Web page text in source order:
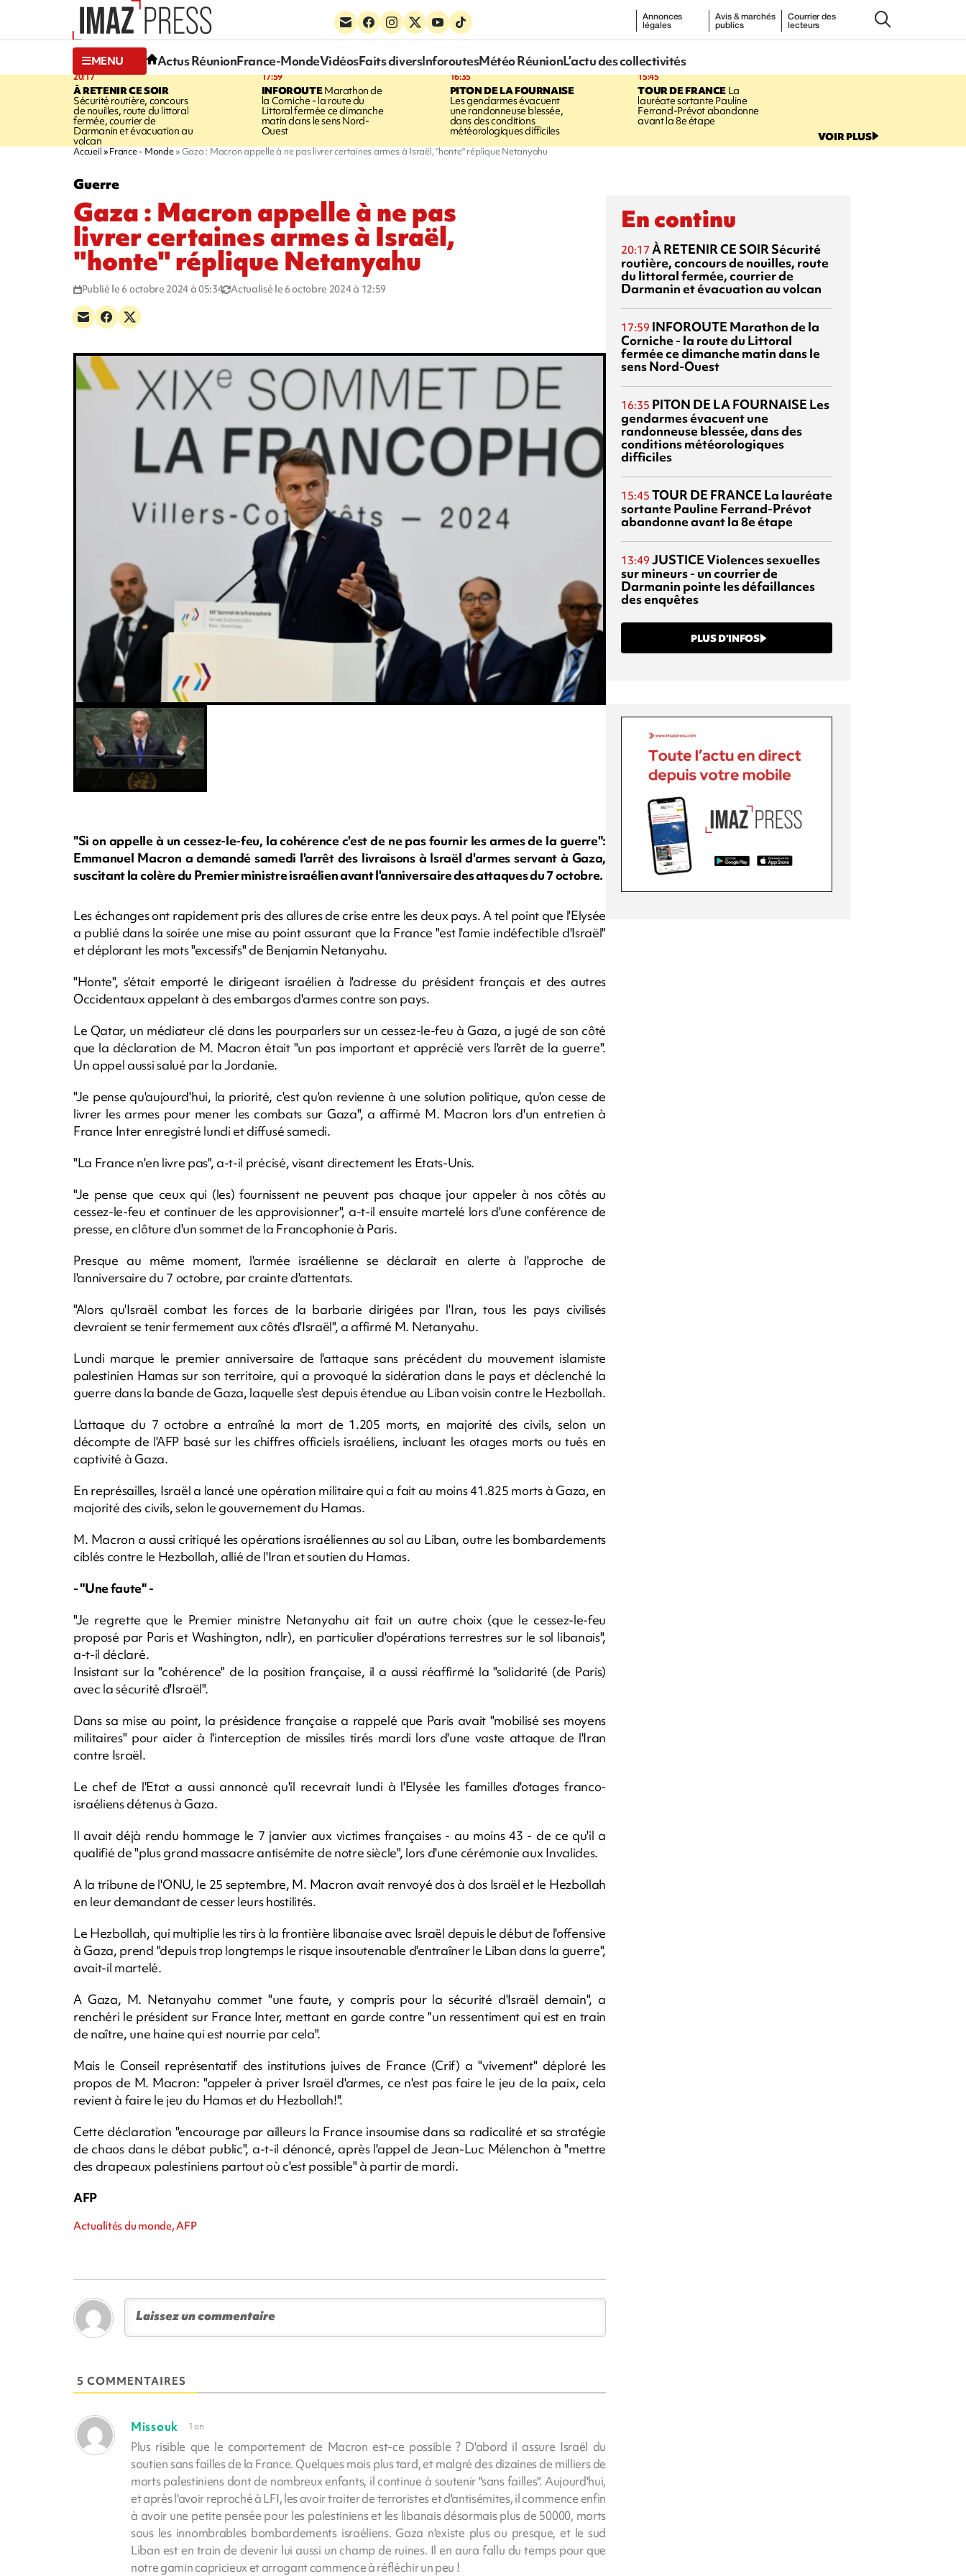
Annonces
légales
Avis & marchés
publics
Courrier des
lecteurs
MENU Actus RéunionFrance-MondeVidéosFaits diversInforoutesMétéo RéunionL’actu des collectivités
20:17
À RETENIR CE SOIR
Sécurité routière, concours
de nouilles, route du littoral
fermée, courrier de
Darmanin et évacuation au
volcan
17:59
INFOROUTEMarathon de
la Corniche - la route du
Littoral fermée ce dimanche
matin dans le sens Nord-
Ouest
16:35
PITON DE LA FOURNAISE
Les gendarmes évacuent
une randonneuse blessée,
dans des conditions
météorologiques difficiles
15:45
TOUR DE FRANCELa
lauréate sortante Pauline
Ferrand-Prévot abandonne
avant la 8e étape
VOIR PLUS
Accueil France - Monde Gaza : Macron appelle à ne pas livrer certaines armes à Israël, "honte" réplique Netanyahu
Guerre
Gaza : Macron appelle à ne pas
livrer certaines armes à Israël,
"honte" réplique Netanyahu
Publié le 6 octobre 2024 à 05:34 Actualisé le 6 octobre 2024 à 12:59
"Si on appelle à un cessez-le-feu, la cohérence c'est de ne pas fournir les armes de la guerre":
Emmanuel Macron a demandé samedi l'arrêt des livraisons à Israël d'armes servant à Gaza,
suscitant la colère du Premier ministre israélien avant l'anniversaire des attaques du 7 octobre.
Les échanges ont rapidement pris des allures de crise entre les deux pays. A tel point que l'Elysée
a publié dans la soirée une mise au point assurant que la France "est l'amie indéfectible d'Israël"
et déplorant les mots "excessifs" de Benjamin Netanyahu.
"Honte", s'était emporté le dirigeant israélien à l'adresse du président français et des autres
Occidentaux appelant à des embargos d'armes contre son pays.
Le Qatar, un médiateur clé dans les pourparlers sur un cessez-le-feu à Gaza, a jugé de son côté
que la déclaration de M. Macron était "un pas important et apprécié vers l'arrêt de la guerre".
Un appel aussi salué par la Jordanie.
"Je pense qu'aujourd'hui, la priorité, c'est qu'on revienne à une solution politique, qu'on cesse de
livrer les armes pour mener les combats sur Gaza", a affirmé M. Macron lors d'un entretien à
France Inter enregistré lundi et diffusé samedi.
"La France n'en livre pas", a-t-il précisé, visant directement les Etats-Unis.
"Je pense que ceux qui (les) fournissent ne peuvent pas chaque jour appeler à nos côtés au
cessez-le-feu et continuer de les approvisionner", a-t-il ensuite martelé lors d'une conférence de
presse, en clôture d'un sommet de la Francophonie à Paris.
Presque au même moment, l'armée israélienne se déclarait en alerte à l'approche de
l'anniversaire du 7 octobre, par crainte d'attentats.
"Alors qu'Israël combat les forces de la barbarie dirigées par l'Iran, tous les pays civilisés
devraient se tenir fermement aux côtés d'Israël", a affirmé M. Netanyahu.
Lundi marque le premier anniversaire de l'attaque sans précédent du mouvement islamiste
palestinien Hamas sur son territoire, qui a provoqué la sidération dans le pays et déclenché la
guerre dans la bande de Gaza, laquelle s'est depuis étendue au Liban voisin contre le Hezbollah.
L'attaque du 7 octobre a entraîné la mort de 1.205 morts, en majorité des civils, selon un
décompte de l'AFP basé sur les chiffres officiels israéliens, incluant les otages morts ou tués en
captivité à Gaza.
En représailles, Israël a lancé une opération militaire qui a fait au moins 41.825 morts à Gaza, en
majorité des civils, selon le gouvernement du Hamas.
M. Macron a aussi critiqué les opérations israéliennes au sol au Liban, outre les bombardements
ciblés contre le Hezbollah, allié de l'Iran et soutien du Hamas.
- "Une faute" -
"Je regrette que le Premier ministre Netanyahu ait fait un autre choix (que le cessez-le-feu
proposé par Paris et Washington, ndlr), en particulier d'opérations terrestres sur le sol libanais",
a-t-il déclaré.
Insistant sur la "cohérence" de la position française, il a aussi réaffirmé la "solidarité (de Paris)
avec la sécurité d'Israël".
Dans sa mise au point, la présidence française a rappelé que Paris avait "mobilisé ses moyens
militaires" pour aider à l'interception de missiles tirés mardi lors d'une vaste attaque de l'Iran
contre Israël.
Le chef de l'Etat a aussi annoncé qu'il recevrait lundi à l'Elysée les familles d'otages franco-
israéliens détenus à Gaza.
Il avait déjà rendu hommage le 7 janvier aux victimes françaises - au moins 43 - de ce qu'il a
qualifié de "plus grand massacre antisémite de notre siècle", lors d'une cérémonie aux Invalides.
A la tribune de l'ONU, le 25 septembre, M. Macron avait renvoyé dos à dos Israël et le Hezbollah
en leur demandant de cesser leurs hostilités.
Le Hezbollah, qui multiplie les tirs à la frontière libanaise avec Israël depuis le début de l'offensive
à Gaza, prend "depuis trop longtemps le risque insoutenable d'entraîner le Liban dans la guerre",
avait-il martelé.
A Gaza, M. Netanyahu commet "une faute, y compris pour la sécurité d'Israël demain", a
renchéri le président sur France Inter, mettant en garde contre "un ressentiment qui est en train
de naître, une haine qui est nourrie par cela".
Mais le Conseil représentatif des institutions juives de France (Crif) a "vivement" déploré les
propos de M. Macron: "appeler à priver Israël d'armes, ce n'est pas faire le jeu de la paix, cela
revient à faire le jeu du Hamas et du Hezbollah!".
Cette déclaration "encourage par ailleurs la France insoumise dans sa radicalité et sa stratégie
de chaos dans le débat public", a-t-il dénoncé, après l'appel de Jean-Luc Mélenchon à "mettre
des drapeaux palestiniens partout où c'est possible" à partir de mardi.
AFP
Actualités du monde, AFP
5 COMMENTAIRES
Missouk 1 an
Plus risible que le comportement de Macron est-ce possible ? D'abord il assure Israël du
soutien sans failles de la France. Quelques mois plus tard, et malgré des dizaines de milliers de
morts palestiniens dont de nombreux enfants, il continue à soutenir "sans failles". Aujourd'hui,
et après l'avoir reproché à LFI, les avoir traiter de terroristes et d'antisémites, il commence enfin
à avoir une petite pensée pour les palestiniens et les libanais désormais plus de 50000, morts
sous les innombrables bombardements israéliens. Gaza n'existe plus ou presque, et le sud
Liban est en train de devenir lui aussi un champ de ruines. Il en aura fallu du temps pour que
notre gamin capricieux et arrogant commence à réfléchir un peu !
En continu
20:17 À RETENIR CE SOIR Sécurité
routière, concours de nouilles, route
du littoral fermée, courrier de
Darmanin et évacuation au volcan
17:59 INFOROUTE Marathon de la
Corniche - la route du Littoral
fermée ce dimanche matin dans le
sens Nord-Ouest
16:35 PITON DE LA FOURNAISE Les
gendarmes évacuent une
randonneuse blessée, dans des
conditions météorologiques
difficiles
15:45 TOUR DE FRANCE La lauréate
sortante Pauline Ferrand-Prévot
abandonne avant la 8e étape
13:49 JUSTICEViolences sexuelles
sur mineurs - un courrier de
Darmanin pointe les défaillances
des enquêtes
PLUS D’INFOS